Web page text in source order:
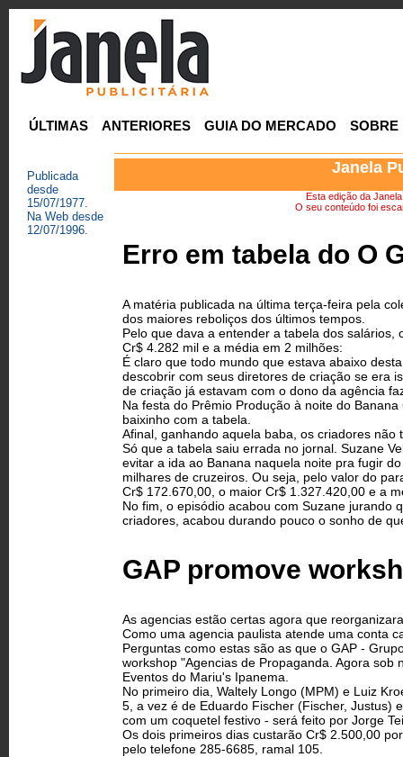
ÚLTIMAS ANTERIORES GUIA DO MERCADO SOBRE
Publicada
desde
15/07/1977.
Na Web desde
12/07/1996.
Janela
Esta edição da
O seu conteúdo foi
Erro em tabela do O
A matéria publicada na última terça-feira pela
dos maiores reboliços dos últimos tempos.
Pelo que dava a entender a tabela dos
Cr$ 4.282 mil e a média em 2 milhões:
É claro que todo mundo que estava abaixo
descobrir com seus diretores de criação se era
de criação já estavam com o dono da agência
Na festa do Prêmio Produção à noite do
baixinho com a tabela.
Afinal, ganhando aquela baba, os criadores
Só que a tabela saiu errada no jornal. Suzane
evitar a ida ao Banana naquela noite pra fugir
milhares de cruzeiros. Ou seja, pelo valor do
Cr$ 172.670,00, o maior Cr$ 1.327.420,00 e a
No fim, o episódio acabou com Suzane jurando
criadores, acabou durando pouco o sonho de
GAP promove
As agencias estão certas agora que
Como uma agencia paulista atende uma conta
Perguntas como estas são as que o GAP -
workshop "Agencias de Propaganda. Agora
Eventos do Mariu's Ipanema.
No primeiro dia, Waltely Longo (MPM) e Luiz
5, a vez é de Eduardo Fischer (Fischer, Justus)
com um coquetel festivo - será feito por Jorge
Os dois primeiros dias custarão Cr$ 2.500,00
pelo telefone 285-6685, ramal 105.